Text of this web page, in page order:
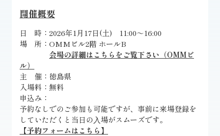
開催概要
日 時：2026年1月17日(土) 11:00～16:00
場 所：OMMビル2階 ホールB
会場の詳細はこちらをご覧下さい（OMMビ
ル）
主 催：徳島県
入場料：無料
申込み：
予約なしでのご参加も可能ですが、事前に来場登録を
していただくと当日の⼊場がスムーズです。
【予約フォームはこちら】